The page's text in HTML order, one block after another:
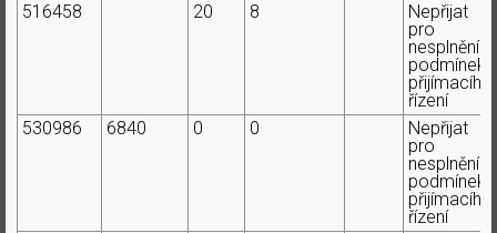
516458
20 8
Nepřijat
pro
nesplnění
podmínek
přijímacího
řízení
530986
6840 0 0
Nepřijat
pro
nesplnění
podmínek
přijímacího
řízení